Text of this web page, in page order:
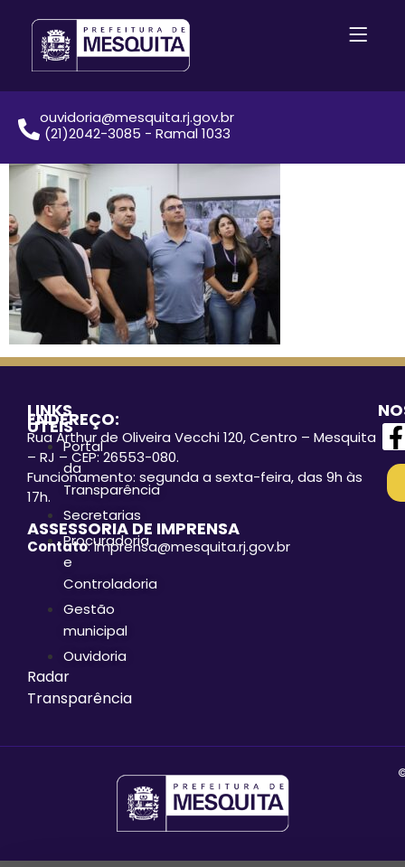
ouvidoria@mesquita.rj.gov.br
(21)2042-3085 - Ramal 1033
LINKS
ÚTEIS
Portal
da
Transparência
Secretarias
Procuradoria
e
Controladoria
Gestão
municipal
Ouvidoria
Radar
Transparência
ENDEREÇO:
Rua Arthur de Oliveira Vecchi 120, Centro – Mesquita
– RJ – CEP: 26553-080.
Funcionamento: segunda a sexta-feira, das 9h às
17h.
ASSESSORIA DE IMPRENSA
Contato: imprensa@mesquita.rj.gov.br